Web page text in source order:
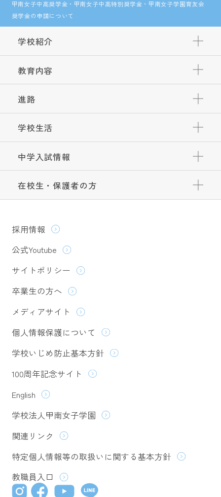
甲南女子中高奨学金・甲南女子中高特別奨学金・甲南女子学園育友会
奨学金の申請について
学校紹介
教育内容
進路
学校生活
中学入試情報
在校生・保護者の方
採用情報
公式Youtube
サイトポリシー
卒業生の方へ
メディアサイト
個人情報保護について
学校いじめ防止基本方針
100周年記念サイト
English
学校法人甲南女子学園
関連リンク
特定個人情報等の取扱いに関する基本方針
教職員入口